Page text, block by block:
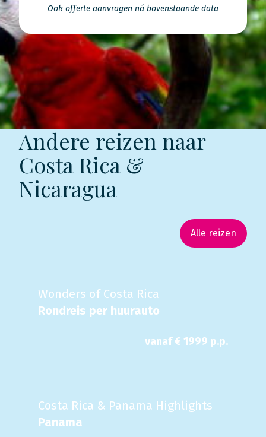
Ook offerte aanvragen ná bovenstaande data
Andere reizen naar
Costa Rica &
Nicaragua
Alle reizen
Wonders of Costa Rica
Rondreis per huurauto
vanaf € 1999 p.p.
Costa Rica & Panama Highlights
Panama